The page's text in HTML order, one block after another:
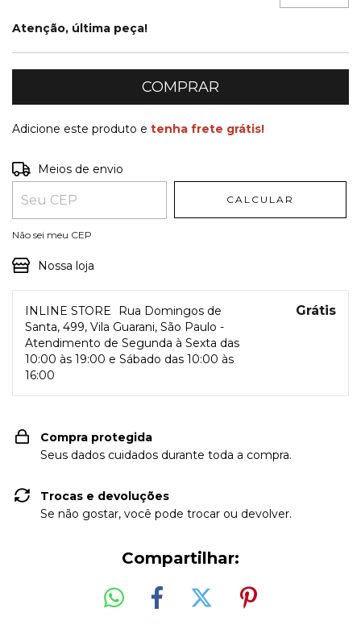
Atenção, última peça!
Adicione este produto e tenha frete grátis!
Entregas para o CEP:
Meios de envio
CALCULAR
Não sei meu CEP
Nossa loja
INLINE STORE
Rua Domingos de
Santa, 499, Vila Guarani, São Paulo -
Atendimento de Segunda à Sexta das
10:00 às 19:00 e Sábado das 10:00 às
16:00
Grátis
Compra protegida
Seus dados cuidados durante toda a compra.
Trocas e devoluções
Se não gostar, você pode trocar ou devolver.
Compartilhar: